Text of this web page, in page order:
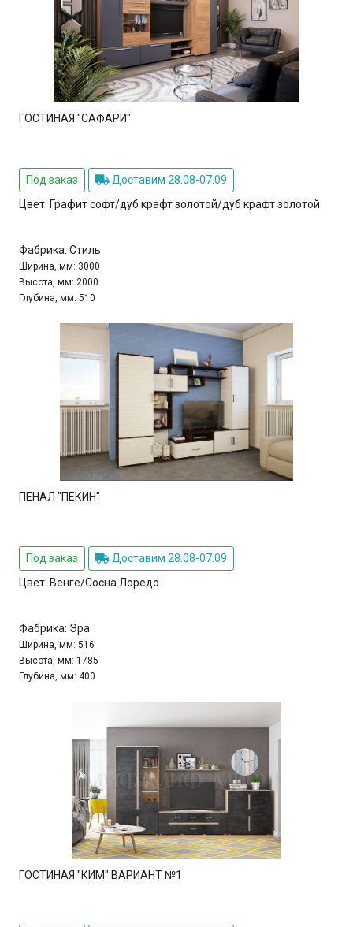
ГОСТИНАЯ "САФАРИ"
Под заказ
Доставим 28.08-07.09
Цвет: Графит софт/дуб крафт золотой/дуб крафт золотой
Фабрика: Стиль
Ширина, мм: 3000
Высота, мм: 2000
Глубина, мм: 510
ПЕНАЛ "ПЕКИН"
Под заказ
Доставим 28.08-07.09
Цвет: Венге/Сосна Лоредо
Фабрика: Эра
Ширина, мм: 516
Высота, мм: 1785
Глубина, мм: 400
ГОСТИНАЯ "КИМ" ВАРИАНТ №1